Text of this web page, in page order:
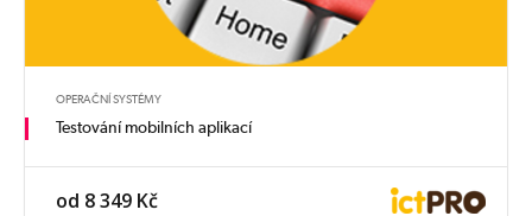
OPERAČNÍ SYSTÉMY
Testování mobilních aplikací
od 8 349 Kč